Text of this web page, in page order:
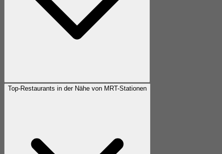
Top-Restaurants in der Nähe von MRT-Stationen